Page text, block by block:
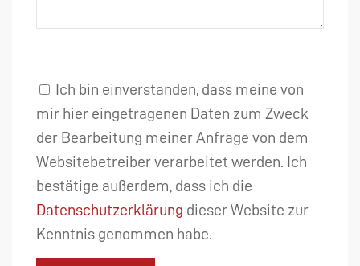
Ich bin einverstanden, dass meine von
mir hier eingetragenen Daten zum Zweck
der Bearbeitung meiner Anfrage von dem
Websitebetreiber verarbeitet werden. Ich
bestätige außerdem, dass ich die
Datenschutzerklärung dieser Website zur
Kenntnis genommen habe.